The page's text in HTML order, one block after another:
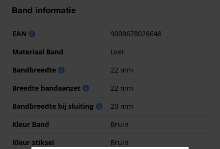
Band informatie
EAN
9008678028648
Materiaal Band
Leer
Bandbreedte
22 mm
Breedte bandaanzet
22 mm
Bandbreedte bij sluiting
20 mm
Kleur Band
Bruin
Kleur stiksel
Bruin